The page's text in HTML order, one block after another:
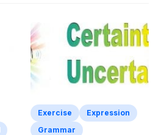
Exercise
Expression
Grammar